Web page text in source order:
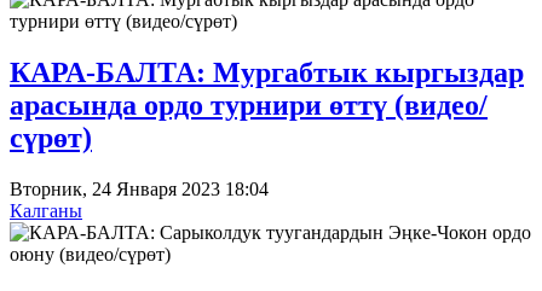
КАРА-БАЛТА: Мургабтык кыргыздар
арасында ордо турнири өттү (видео/
сүрөт)
Вторник, 24 Января 2023 18:04
Калганы